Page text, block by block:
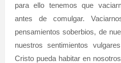
para ello tenemos que
antes de comulgar.
pensamientos soberbios, de
nuestros sentimientos
Cristo pueda habitar en